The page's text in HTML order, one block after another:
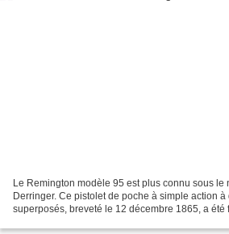
Le Remington modèle 95 est plus connu sous le
Derringer. Ce pistolet de poche à simple action
superposés, breveté le 12 décembre 1865, a